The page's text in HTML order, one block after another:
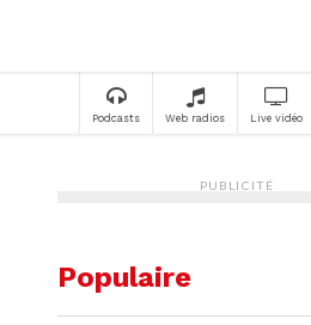
Podcasts Web radios Live vidéo
PUBLICITÉ
Populaire